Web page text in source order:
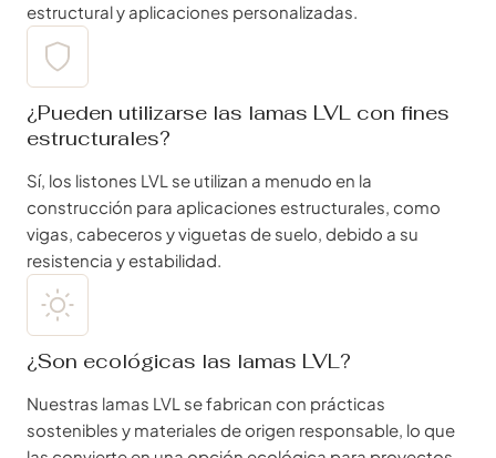
estructural y aplicaciones personalizadas.
¿Pueden utilizarse las lamas LVL con fines
estructurales?
Sí, los listones LVL se utilizan a menudo en la
construcción para aplicaciones estructurales, como
vigas, cabeceros y viguetas de suelo, debido a su
resistencia y estabilidad.
¿Son ecológicas las lamas LVL?
Nuestras lamas LVL se fabrican con prácticas
sostenibles y materiales de origen responsable, lo que